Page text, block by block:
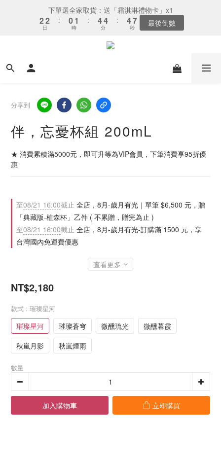
下單選全家取貨：送「霜淇淋禮物卡」x1
2
1
3
2
1
日
:
1
0
2
1
0
時
:
5
4
3
5
4
3
2
1
分
:
5
4
3
5
4
3
秒 最後倒數
分享到
伴，忘憂杯組 200mL
★ 消費累積滿5000元，即可升等為VIP會員，下筆消費享95折優
惠
至08/21 16:00截止 全店，8月-歲月有光｜單筆 $6,500 元，贈
「典藏版-植森杯」乙件 ( 不累贈，贈完為止 )
至08/21 16:00截止 全店，8月-歲月有光-訂購滿 1500 元，享
台灣國內免運費優惠
查看更多
NT$2,180
款式 : 璀璨星河
璀璨星河 璀璨蒼穹 微醺琉光
微醺暮霞
秋嵐月影
秋嵐煙雨
數量
加入購物車 立即購買